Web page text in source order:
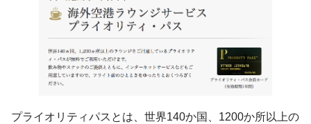
プライオリティパスとは、世界140か国、1200か所以上の